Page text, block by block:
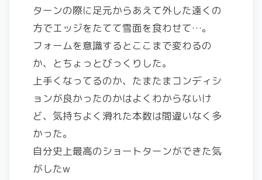
ターンの際に足元からあえて外した遠くの
方でエッジをたてて雪面を食わせて…。
フォームを意識するとここまで変わるの
か、とちょっとびっくりした。
上手くなってるのか、たまたまコンディシ
ョンが良かったのかはよくわからないけ
ど、気持ちよく滑れた本数は間違いなく多
かった。
自分史上最高のショートターンができた気
がしたw